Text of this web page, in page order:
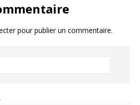
pour publier un commentaire.